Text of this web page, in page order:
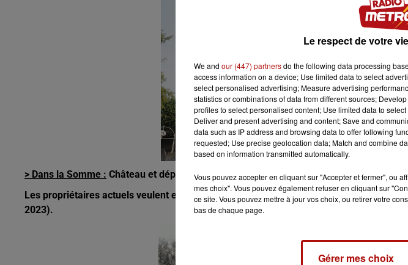
> Dans la Somme : Château et dépendances de Bouillancourt-en-Séry :
Les propriétaires actuels veulent en faire un lieu associatif, mais doivent pour ça
2023).
Le respect de votre
We and our (447) partnersdo the following data processing
access information on a device; Use limited data to select
select personalised advertising; Measure advertising
statistics or combinations of data from different sources;
profiles to select personalised content; Use limited data to
Deliver and present advertising and content; Save and
data such as IP address and browsing data to offer following
requested; Use precise geolocation data; Match and combine
based on information transmitted automatically.
Vous pouvez accepter en cliquant sur "Accepter et fermer", ou
mes choix". Vous pouvez également refuser en cliquant sur
ce site. Vous pouvez mettre à jour vos choix, ou retirer votre
bas de chaque page.
Gérer mes choix